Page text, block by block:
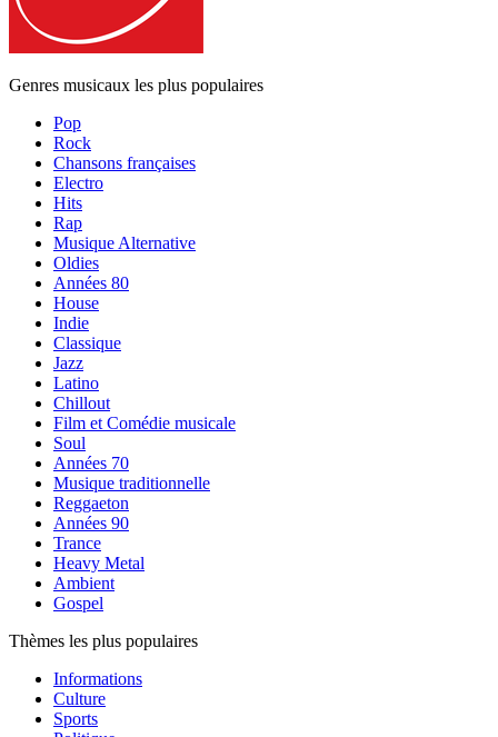
Genres musicaux les plus populaires
Pop
Rock
Chansons françaises
Electro
Hits
Rap
Musique Alternative
Oldies
Années 80
House
Indie
Classique
Jazz
Latino
Chillout
Film et Comédie musicale
Soul
Années 70
Musique traditionnelle
Reggaeton
Années 90
Trance
Heavy Metal
Ambient
Gospel
Thèmes les plus populaires
Informations
Culture
Sports